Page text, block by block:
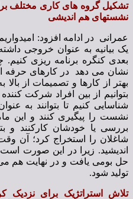
تشکیل گروه های کاری مختلف
نشستهای هم اندیشی
عمرانی در ادامه افزود:
یک بیانیه به عنوان خروجی داشته
بعدی کنگره برنامه ریزی
نشان می دهد در کارهای حرفه ای
بهتر از کارها و تصمیمات از
شناسایی کنیم تا بتوانند به
نشست را پیگیری کنند و این
بررسی یا خودشان کارکنند و
شاغلان را استخراج کرد؛ آن
اندیشید. زیرا در این صورت
حل بومی یافت و در نهایت هم
تولید شود.
تلاش استراتژیک برای